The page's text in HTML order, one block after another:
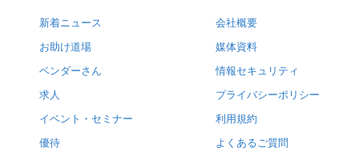
新着ニュース
お助け道場
ベンダーさん
求人
イベント・セミナー
優待
会社概要
媒体資料
情報セキュリティ
プライバシーポリシー
利用規約
よくあるご質問